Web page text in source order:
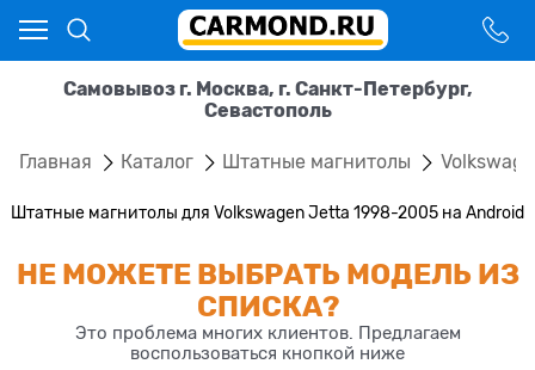
Самовывоз г. Москва, г. Санкт-Петербург,
Севастополь
Главная Каталог Штатные магнитолы
Штатные магнитолы для Volkswagen Jetta 1998-2005 на Android
НЕ МОЖЕТЕ ВЫБРАТЬ МОДЕЛЬ ИЗ
СПИСКА?
Это проблема многих клиентов. Предлагаем
воспользоваться кнопкой ниже